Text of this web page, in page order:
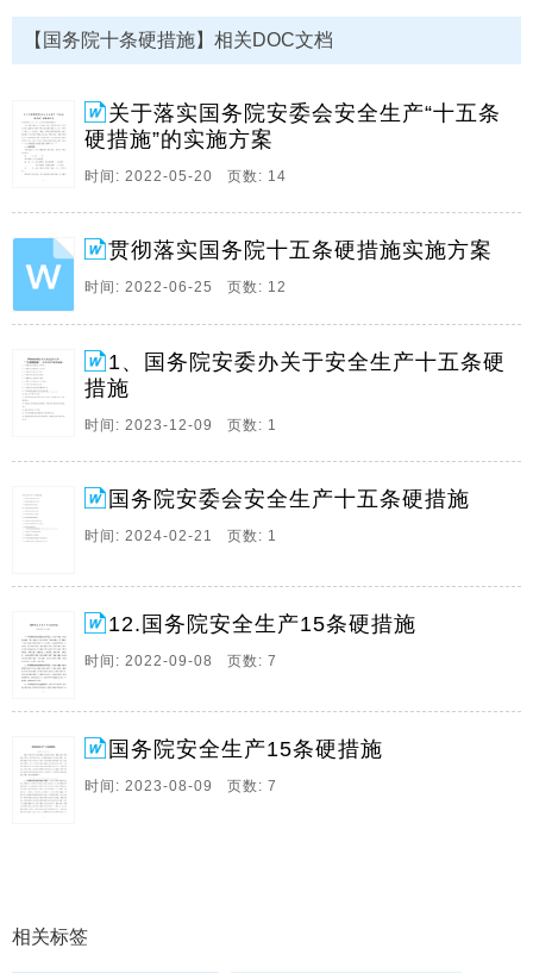
总经理胡伟,陕西华彬雅店煤业有限公司雅店煤矿,国务院
安全生产委员会印发关于防范遏制矿山领域重特大生产
安全事故的硬措施的通知安委20241号各省。
3、国务院安委办关于安全生产工作,十五条硬措施,9月
10日学习内容,1,严格落实地方党委安全生产责任,2,严格
落实各级政府安全生产责任,3,严格落实部门安全生产责
任,4,严肃追究领导责任和监管责任,5,严格落实企业主要
负责人责任,6,立即深入扎。
4、国务院安委会安全生产十五条硬措施是指,一,严格落
实地方党委安全生产责任,二,严格落实各级政府安全生产
责任,三,严格落实部门安全生产责任,四,严肃追究领导责
扎实开展安全生产大检查,七,牢牢。
5、国务院安全生产15条硬措施2022年3月31日一严格落
实地方党委安全生产责任,各级地方党委必须自觉承担起
促一方发展,保一方平安的政治责任,牢固树立不能以牺牲
人的生命为代价这个观念,而且要非常明确非常强烈非常
坚定的落实,近期要组织认真学习贯彻。
些地区和行业领域接连发生重特大事故,暴露出安全发展
理念不牢固,责任落实不到位,隐患排查整治不力等突出问
题,为认真贯彻落实习近平总书记关于安全生产重要指示
精神和党中央,国务院决策部署,近。
【国务院十条硬措施】相关DOC文档
关于落实国务院安委会安全生产“十五条
硬措施”的实施方案
时间: 2022-05-20 页数: 14
贯彻落实国务院十五条硬措施实施方案
时间: 2022-06-25 页数: 12
1、国务院安委办关于安全生产十五条硬
措施
时间: 2023-12-09 页数: 1
国务院安委会安全生产十五条硬措施
时间: 2024-02-21 页数: 1
12.国务院安全生产15条硬措施
时间: 2022-09-08 页数: 7
国务院安全生产15条硬措施
时间: 2023-08-09 页数: 7
相关标签